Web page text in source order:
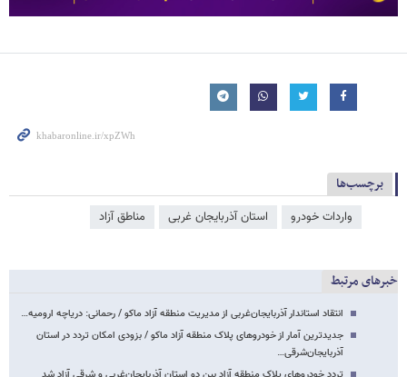
برچسب‌ها
واردات خودرو استان آذربایجان غربی مناطق آزاد
خبرهای مرتبط
انتقاد استاندار آذربایجان‌غربی از مدیریت منطقه آزاد ماکو / رحمانی: دریاچه ارومیه…
جدیدترین آمار از خودروهای پلاک منطقه آزاد ماکو / بزودی امکان تردد در استان
آذربایجان‌شرقی…